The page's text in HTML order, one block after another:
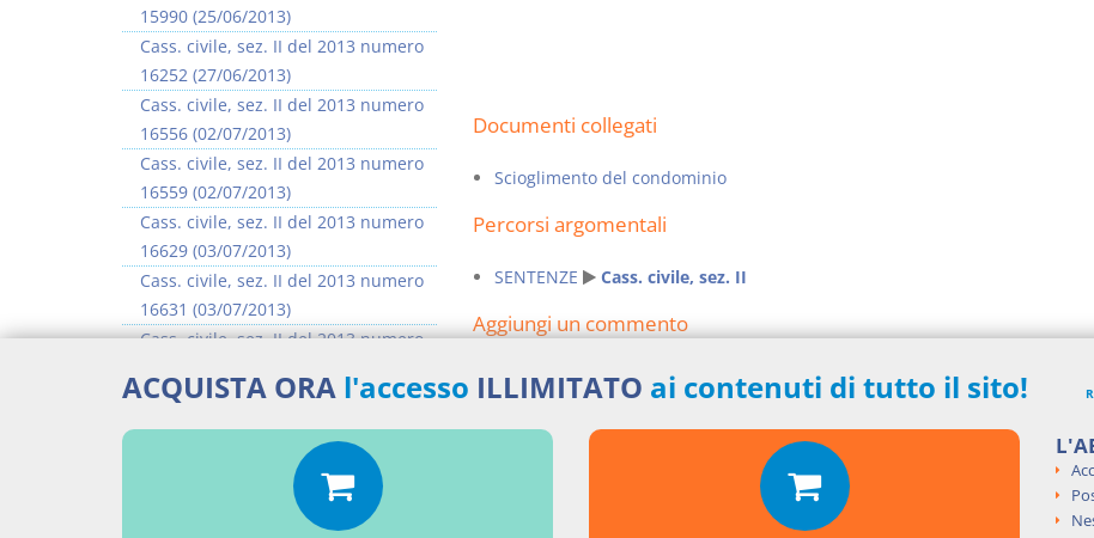
Documenti collegati
Scioglimento del condominio
Percorsi argomentali
SENTENZE Cass. civile, sez. II
Aggiungi un commento
15990 (25/06/2013)
Cass. civile, sez. II del 2013 numero
16252 (27/06/2013)
Cass. civile, sez. II del 2013 numero
16556 (02/07/2013)
Cass. civile, sez. II del 2013 numero
16559 (02/07/2013)
Cass. civile, sez. II del 2013 numero
16629 (03/07/2013)
Cass. civile, sez. II del 2013 numero
16631 (03/07/2013)
Cass. civile, sez. II del 2013 numero
Cass. civile, sez. II del 2013 numero
16637 (03/07/2013)
>> Vai all'argomento completo
ACQUISTA ORA l'accesso ILLIMITATO ai contenuti di tutto il sito!